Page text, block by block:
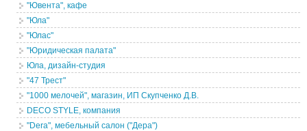
"Ювента", кафе
"Юла"
"Юлас"
"Юридическая палата"
Юла, дизайн-студия
"47 Трест"
"1000 мелочей", магазин, ИП Скупченко Д.В.
DECO STYLE, компания
"Dera", мебельный салон ("Дера")